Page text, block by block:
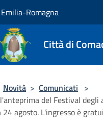
Romagna
Città di
Novità > Comunicati >
del Festival
24 agosto. L'ingresso è